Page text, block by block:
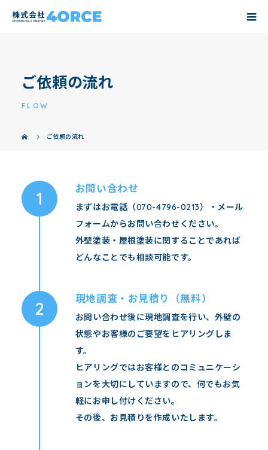
ご依頼の流れ
FLOW
ご依頼の流れ
お問い合わせ
まずはお電話（070-4796-0213）・ メール
フォームからお問い合わせください。
外壁塗装・屋根塗装に関することであれば
どんなことでも相談可能です。
現地調査・お見積り（無料）
お問い合わせ後に現地調査を行い、外壁の
状態やお客様のご要望をヒアリングしま
す。
ヒアリングではお客様とのコミュニケーシ
ョンを大切にしていますので、何でもお気
軽にお申し付けください。
その後、お見積りを作成いたします。